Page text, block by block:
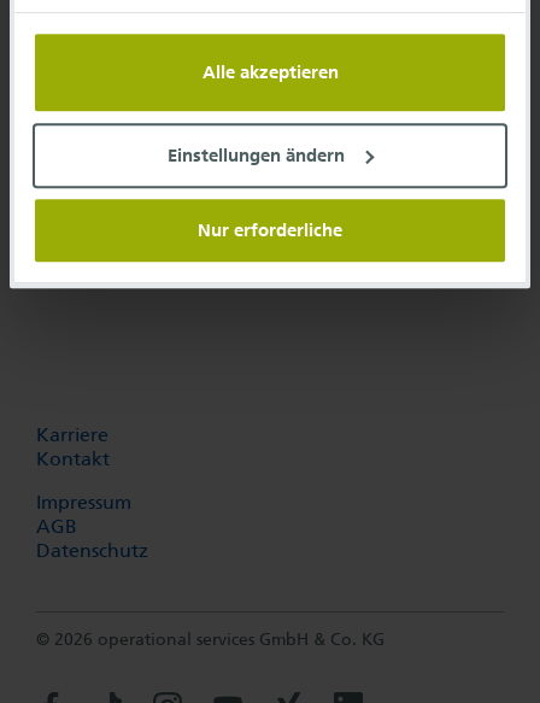
unserenDatenschutzhinweisen. Sie können die
Verwendung auf notwendige Cookies
einschränken oder hier anpassen.
Alle akzeptieren
Einstellungen ändern
Nur erforderliche
Unser Telefonservice
+49 69 689702-710
info@o-s.de
operational services GmbH & Co. KG
Frankfurt Airport Center
60549 Frankfurt am Main
Karriere
Kontakt
Impressum
AGB
Datenschutz
© 2026 operational services GmbH & Co. KG